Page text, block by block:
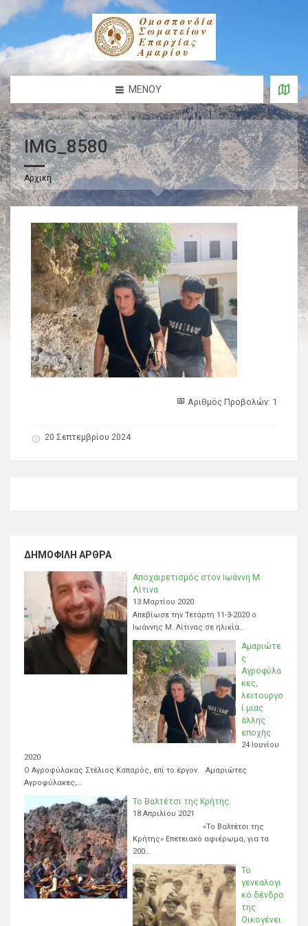
ΜΕΝΟΎ
IMG_8580
Αρχική
Αριθμός Προβολών: 1
20 Σεπτεμβρίου 2024
ΔΗΜΟΦΙΛΉ ΆΡΘΡΑ
Αποχαιρετισμός στον Ιωάννη Μ.
Λίτινα
13 Μαρτίου 2020
Απεβίωσε την Τετάρτη 11-3-2020 ο
Ιωάννης Μ. Λίτινας σε ηλικία…
Αμαριώτε
ς
Αγροφύλα
κες,
λειτουργο
ί μιας
άλλης
εποχής
24 Ιουνίου
2020
Ο Αγροφύλακας Στέλιος Καπαρός, επί το έργον. Αμαριώτες
Αγροφύλακες,…
Το Βαλτέτσι της Κρήτης.
18 Απριλίου 2021
«Το Βαλτέτσι της
Κρήτης» Επετειακό αφιέρωμα, για τα
200…
Το
γενεαλογι
κό δένδρο
της
Οικογένει